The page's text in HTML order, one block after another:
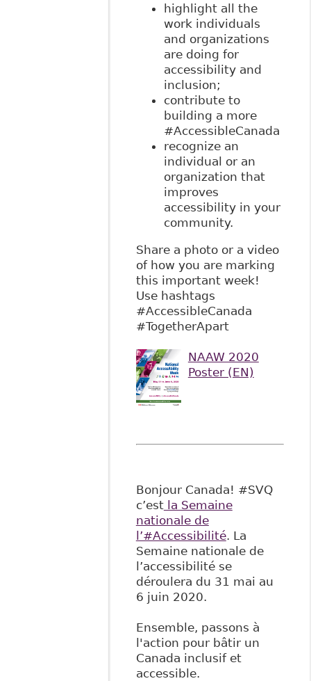
highlight all the
work individuals
and organizations
are doing for
accessibility and
inclusion;
contribute to
building a more
#AccessibleCanada
recognize an
individual or an
organization that
improves
accessibility in your
community.
Share a photo or a video
of how you are marking
this important week!
Use hashtags
#AccessibleCanada
#TogetherApart
NAAW 2020
Poster (EN)
Bonjour Canada! #SVQ
c’estla Semaine
nationale de
l’#Accessibilité. La
Semaine nationale de
l’accessibilité se
déroulera du 31 mai au
6 juin 2020.
Ensemble, passons à
l'action pour bâtir un
Canada inclusif et
accessible.